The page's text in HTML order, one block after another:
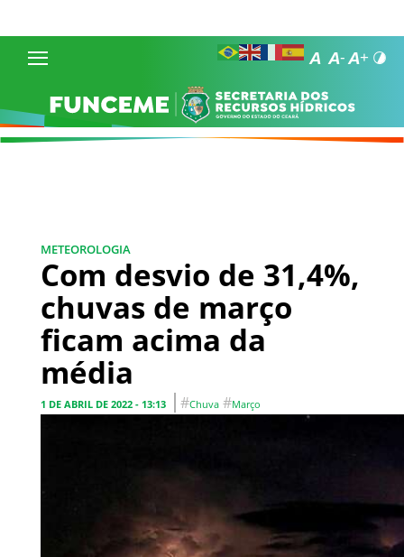
METEOROLOGIA
Com desvio de 31,4%,
chuvas de março
ficam acima da
média
1 DE ABRIL DE 2022 - 13:13 #Chuva #Março